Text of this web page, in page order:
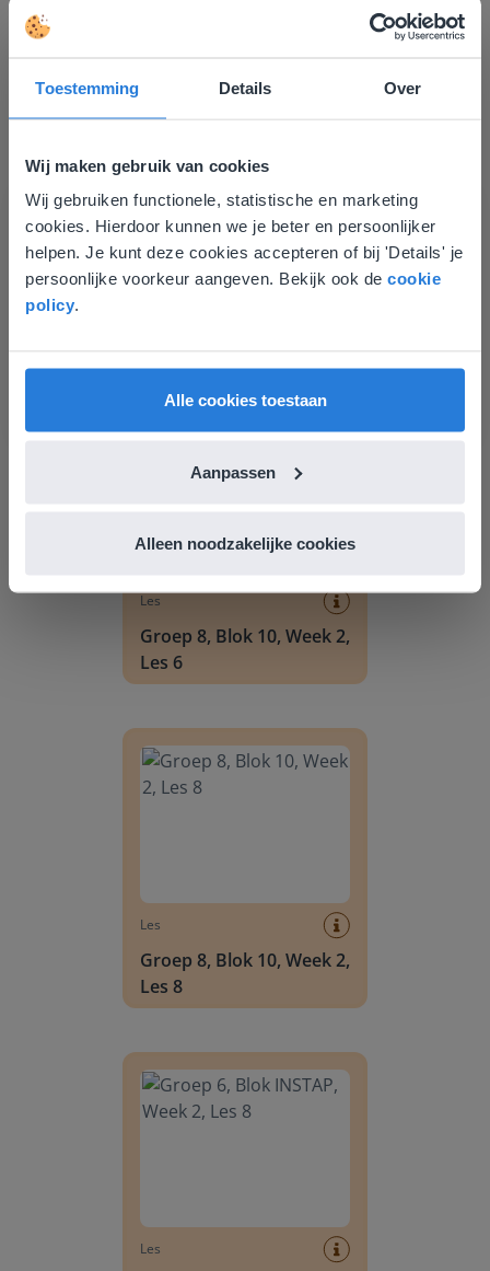
Toestemming Details Over
Wij maken gebruik van cookies
Wij gebruiken functionele, statistische en marketing
cookies. Hierdoor kunnen we je beter en persoonlijker
helpen. Je kunt deze cookies accepteren of bij 'Details' je
persoonlijke voorkeur aangeven. Bekijk ook de cookie
policy.
Alle cookies toestaan
Aanpassen
Alleen noodzakelijke cookies
Les
Groep 8, Blok 10, Week 2, Les 6
Les
Groep 8, Blok 10, Week 2,
Les 6
Les
Groep 8, Blok 10, Week 2,
Les 8
Les
Deze website komt niet
overeen met je locatie
Gezien je locatie, denken we dat je misschien
liever naar de website voor English gaat. Hier
English
Nederland